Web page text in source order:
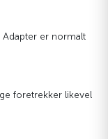
er normalt
foretrekker likevel